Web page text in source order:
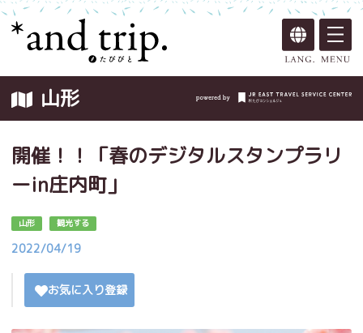
山形
開催！！「春のデジタルスタンプラリ
ーin庄内町」
山形 観光する
2022/04/19
お気に入り登録